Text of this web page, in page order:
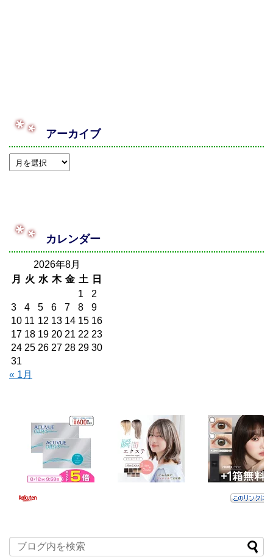
アーカイブ
カレンダー
2026年8月
月
火 水 木 金 土
日
1
2
3
4 5 6 7 8
9
10 11 12 13 14 15 16
17 18 19 20 21 22 23
24 25 26 27 28 29 30
31
« 1月